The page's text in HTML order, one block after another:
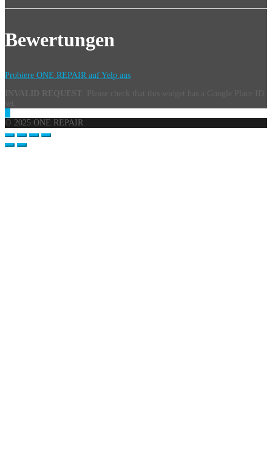
Bewertungen
Probiere ONE REPAIR auf Yelp aus
INVALID REQUEST
© 2025 ONE REPAIR